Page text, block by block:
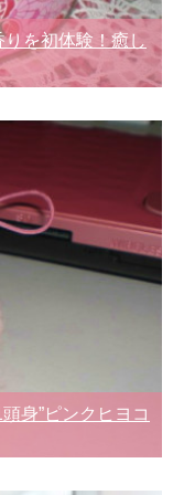
を初体験！癒し
身”ピンクヒヨコ